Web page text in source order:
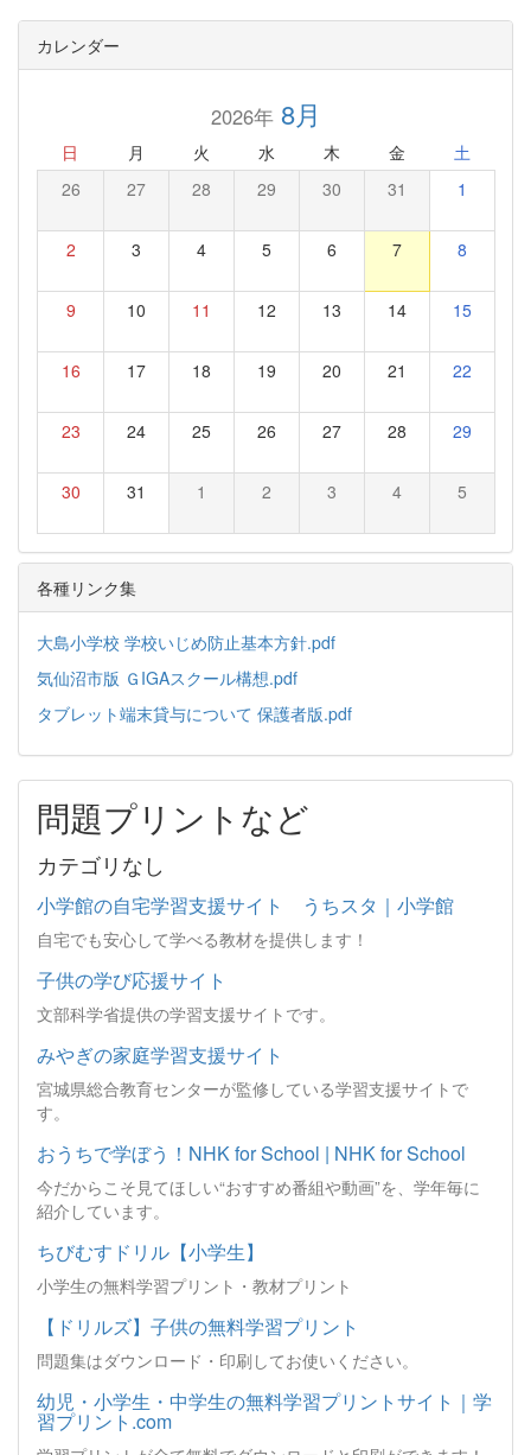
カレンダー
2026年8月
日 月 火 水 木 金 土
26 27 28 29 30 31 1
2 3 4 5 6 7 8
9 10 11 12 13 14 15
16 17 18 19 20 21 22
23 24 25 26 27 28 29
30 31 1 2 3 4 5
各種リンク集
大島小学校 学校いじめ防止基本方針.pdf
気仙沼市版 ＧIGAスクール構想.pdf
タブレット端末貸与について 保護者版.pdf
問題プリントなど
カテゴリなし
小学館の自宅学習支援サイト うちスタ｜小学館
自宅でも安心して学べる教材を提供します！
子供の学び応援サイト
文部科学省提供の学習支援サイトです。
みやぎの家庭学習支援サイト
宮城県総合教育センターが監修している学習支援サイトで
す。
おうちで学ぼう！NHK for School | NHK for School
今だからこそ見てほしい“おすすめ番組や動画”を、学年毎に
紹介しています。
ちびむすドリル【小学生】
小学生の無料学習プリント・教材プリント
【ドリルズ】子供の無料学習プリント
問題集はダウンロード・印刷してお使いください。
幼児・小学生・中学生の無料学習プリントサイト｜学
習プリント.com